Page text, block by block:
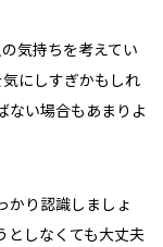
気持ちを考えてい
にしすぎかもしれ
ない場合もあまりよ
かり認識しましょ
としなくても大丈夫